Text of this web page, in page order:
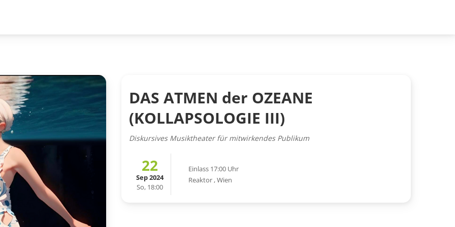
DAS ATMEN der OZEANE
(KOLLAPSOLOGIE III)
Diskursives Musiktheater für mitwirkendes Publikum
22
Sep 2024
So, 18:00
Einlass 17:00 Uhr
Reaktor ,Wien